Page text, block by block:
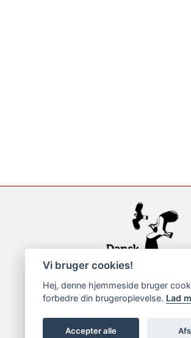
Vi bruger cookies!
Hej, denne hjemmeside bruger
forbedre din brugeroplevelse. Lad
Accepter alle